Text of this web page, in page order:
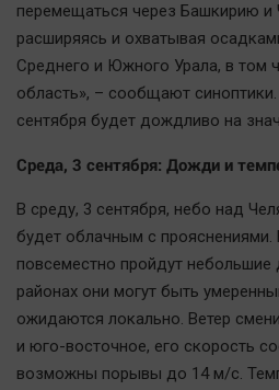
Другие рубрики
Bookworms
English version
Online-консультация
Актуальная тема
Афиша
Блогеркуль
Вирус чтения
Вкусное
Гороскоп
перемещаться через Башкирию и
расширяясь и охватывая
Среднего и Южного Урала, в том
область», – сообщают
сентября будет дождливо на
Среда, 3 сентября: Дожди и
В среду, 3 сентября, небо над
будет облачным с
повсеместно пройдут
районах они могут быть
ожидаются локально. Ветер
и юго-восточное, его скорость
возможны порывы до 14 м/с.